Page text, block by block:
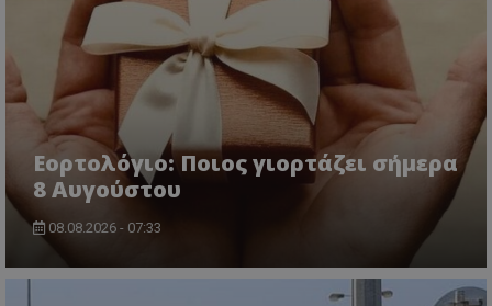
Εορτολόγιο: Ποιος γιορτάζει σήμερα
8 Αυγούστου
08.08.2026 - 07:33